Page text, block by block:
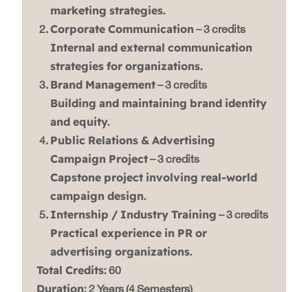
marketing strategies.
Corporate Communication – 3 credits
Internal and external communication
strategies for organizations.
Brand Management– 3 credits
Building and maintaining brand identity
and equity.
Public Relations & Advertising
Campaign Project– 3 credits
Capstone project involving real-world
campaign design.
Internship / Industry Training – 3 credits
Practical experience in PR or
advertising organizations.
Total Credits:60
Duration: